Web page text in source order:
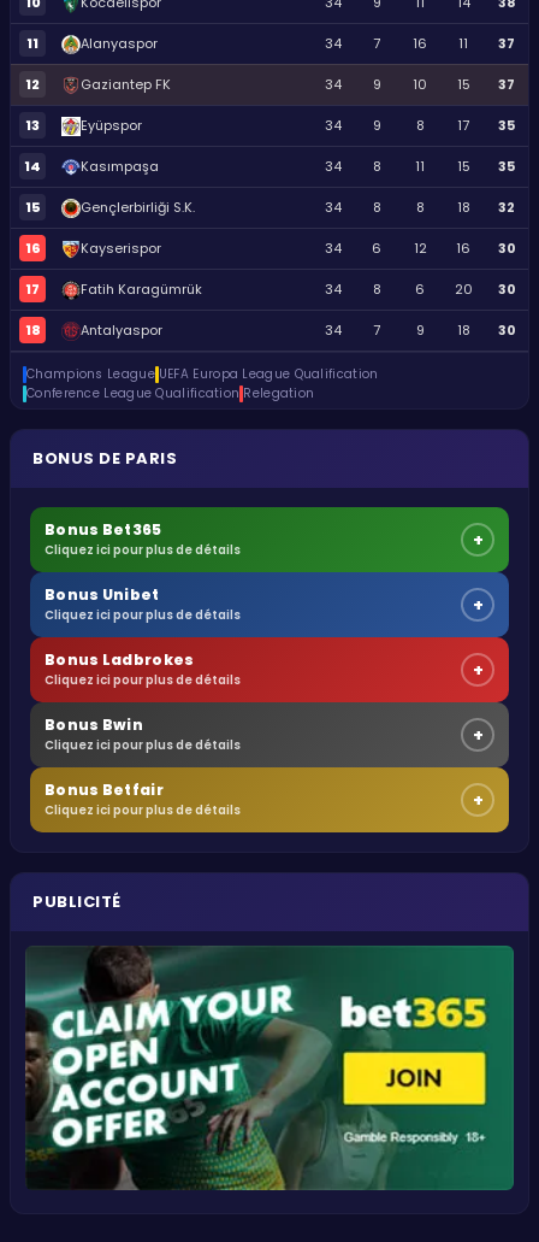
11 Alanyaspor 34 7 16 11 37
12 Gaziantep FK 34 9 10 15 37
13 Eyüpspor 34 9 8 17 35
14 Kasımpaşa 34 8 11 15 35
15 Gençlerbirliği S.K. 34 8 8 18 32
16 Kayserispor 34 6 12 16 30
17 Fatih Karagümrük 34 8 6 20 30
18 Antalyaspor 34 7 9 18 30
Champions League UEFA Europa League Qualification
Conference League Qualification Relegation
BONUS DE PARIS
Bonus Bet365
Cliquez ici pour plus de détails +
Bonus Unibet
Cliquez ici pour plus de détails +
Bonus Ladbrokes
Cliquez ici pour plus de détails +
Bonus Bwin
Cliquez ici pour plus de détails +
Bonus Betfair
Cliquez ici pour plus de détails +
PUBLICITÉ